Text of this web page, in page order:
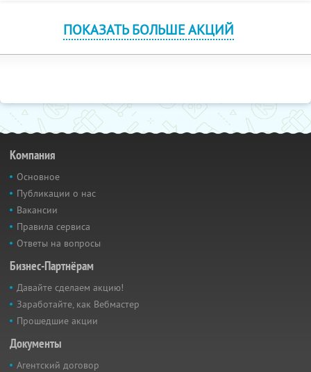
ПОКАЗАТЬ БОЛЬШЕ АКЦИЙ
Компания
Основное
Публикации о нас
Вакансии
Правила сервиса
Ответы на вопросы
Бизнес-Партнёрам
Давайте сделаем акцию!
Заработайте, как Вебмастер
Прошедшие акции
Документы
Агентский договор